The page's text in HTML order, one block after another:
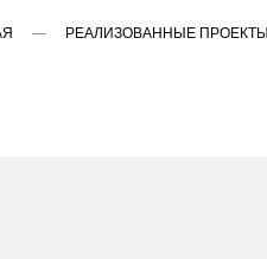
РЕАЛИЗОВАННЫЕ ПРОЕКТЫ